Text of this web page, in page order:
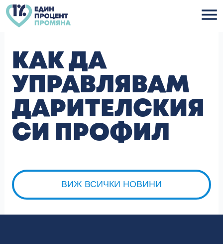
Skip
to
content
КАК ДА
УПРАВЛЯВАМ
ДАРИТЕЛСКИЯ
СИ ПРОФИЛ
ВИЖ ВСИЧКИ НОВИНИ